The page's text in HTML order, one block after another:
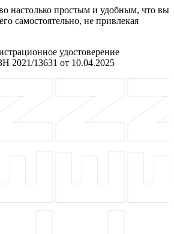
настолько простым и удобным, что вы
самостоятельно, не привлекая
удостоверение
2021/13631 от 10.04.2025